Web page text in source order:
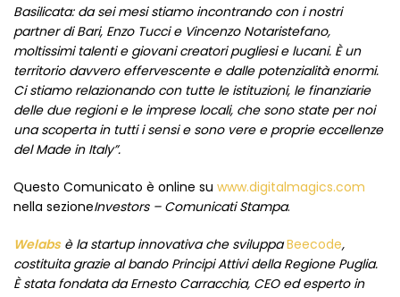
Basilicata: da sei mesi stiamo incontrando con i nostri
partner di Bari, Enzo Tucci e Vincenzo Notaristefano,
moltissimi talenti e giovani creatori pugliesi e lucani. È un
territorio davvero effervescente e dalle potenzialità enormi.
Ci stiamo relazionando con tutte le istituzioni, le finanziarie
delle due regioni e le imprese locali, che sono state per noi
una scoperta in tutti i sensi e sono vere e proprie eccellenze
del Made in Italy”.
Questo Comunicato è online su www.digitalmagics.com
nella sezioneInvestors – Comunicati Stampa.
Welabsè la startup innovativa che sviluppaBeecode,
costituita grazie al bando Principi Attivi della Regione Puglia.
È stata fondata da Ernesto Carracchia, CEO ed esperto in